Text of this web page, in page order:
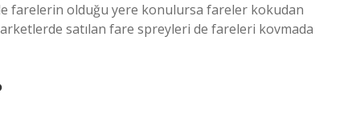
farelerin olduğu yere konulursa fareler kokudan
satılan fare spreyleri de fareleri kovmada